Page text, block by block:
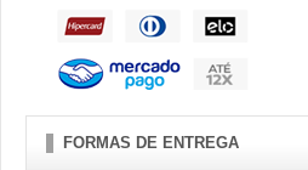
FORMAS DE ENTREGA